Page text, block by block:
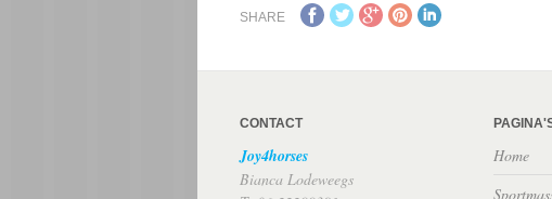
SHARE
CONTACT
Joy4horses
Bianca Lodeweegs
Home